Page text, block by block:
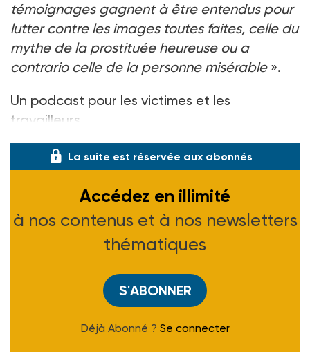
témoignages gagnent à être entendus pour
lutter contre les images toutes faites, celle du
mythe de la prostituée heureuse ou a
contrario celle de la personne misérable».
Un podcast pour les victimes et les
travailleurs
La suite est réservée aux abonnés
Accédez en illimité
à nos contenus et à nos newsletters
thématiques
S'ABONNER
Déjà Abonné ? Se connecter